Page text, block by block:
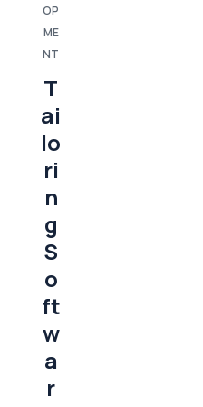
OP
ME
NT
T
ai
lo
ri
n
g
S
o
ft
w
a
r